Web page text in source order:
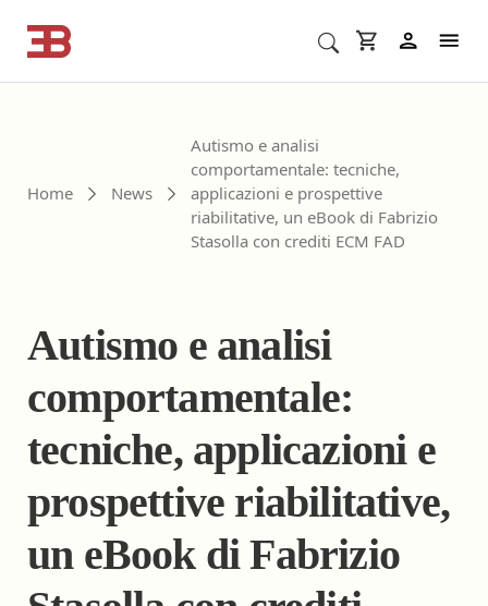
Home News
Autismo e analisi
comportamentale: tecniche,
applicazioni e prospettive
riabilitative, un eBook di Fabrizio
Stasolla con crediti ECM FAD
Autismo e analisi
comportamentale:
tecniche, applicazioni e
prospettive riabilitative,
un eBook di Fabrizio